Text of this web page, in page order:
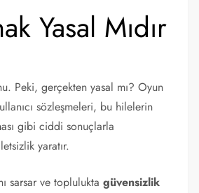
Yasal Mıdır
Peki, gerçekten yasal mı? Oyun
sözleşmeleri, bu hilelerin
gibi ciddi sonuçlarla
yaratır.
sarsar ve topluluktagüvensizlik